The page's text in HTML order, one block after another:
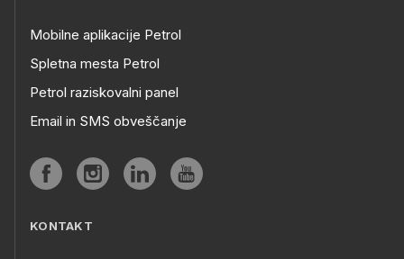
Mobilne aplikacije Petrol
Spletna mesta Petrol
Petrol raziskovalni panel
Email in SMS obveščanje
KONTAKT